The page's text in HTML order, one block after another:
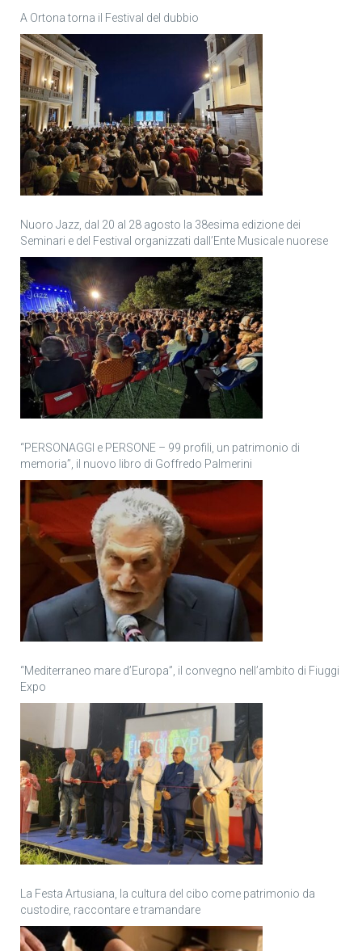
A Ortona torna il Festival del dubbio
Nuoro Jazz, dal 20 al 28 agosto la 38esima edizione dei
Seminari e del Festival organizzati dall’Ente Musicale nuorese
“PERSONAGGI e PERSONE – 99 profili, un patrimonio di
memoria”, il nuovo libro di Goffredo Palmerini
“Mediterraneo mare d’Europa”, il convegno nell’ambito di Fiuggi
Expo
La Festa Artusiana, la cultura del cibo come patrimonio da
custodire, raccontare e tramandare